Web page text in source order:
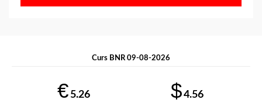
Curs BNR 09-08-2026
€ 5.26 $4.56